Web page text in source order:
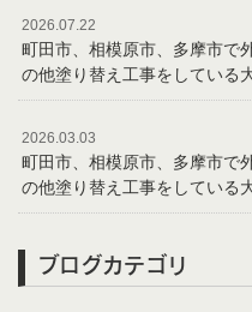
2026.07.22
町田市、相模原市、多摩市で
の他塗り替え工事をしている
2026.03.03
町田市、相模原市、多摩市で
の他塗り替え工事をしている
ブログカテゴリ